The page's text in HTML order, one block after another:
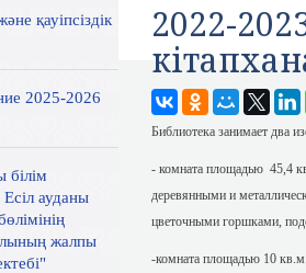
қауіпсіздік
2025-2026
ауданы
жалпы
2022-
Библиотека занимает два
- комната площадью 45,4
деревянными и
цветочными горшками,
-комната площадью 10